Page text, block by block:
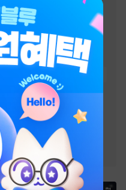
인기 키워드
#서양풍
#짝사랑
성장물
#친구>연인 #계약관계
능글남 #재벌남 #힐링물
친구 첫사랑
오피스물 #역사/시대물
#동거 #직진녀
까칠남
다정남
트라우마
재회물